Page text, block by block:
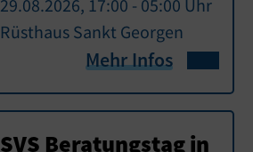
29.08.2026, 17:00 - 05:00 Uhr
Rüsthaus Sankt Georgen
Mehr Infos
SVS Beratungstag in